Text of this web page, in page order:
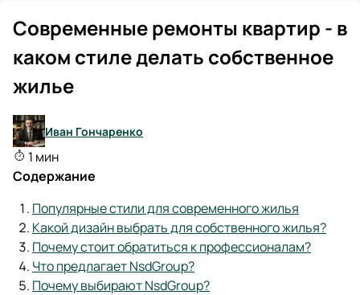
Современные ремонты квартир - в
каком стиле делать собственное
жилье
Иван Гончаренко
1 мин
Содержание
Популярные стили для современного жилья
Какой дизайн выбрать для собственного жилья?
Почему стоит обратиться к профессионалам?
Что предлагает NsdGroup?
Почему выбирают NsdGroup?